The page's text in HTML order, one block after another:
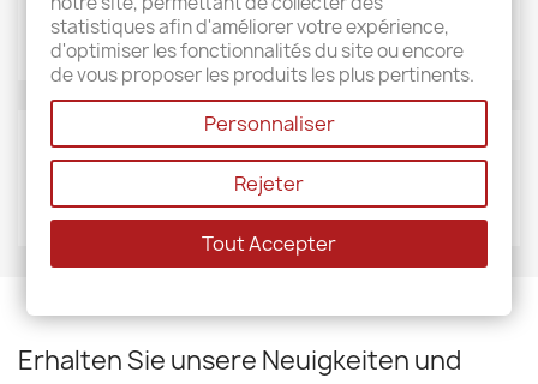
Sud étoffe
LIEFERANTEN
Erhalten Sie unsere Neuigkeiten und
statistiques afin d'améliorer votre expérience,
d'optimiser les fonctionnalités du site ou encore
de vous proposer les produits les plus pertinents.
Personnaliser
Rejeter
Tout Accepter